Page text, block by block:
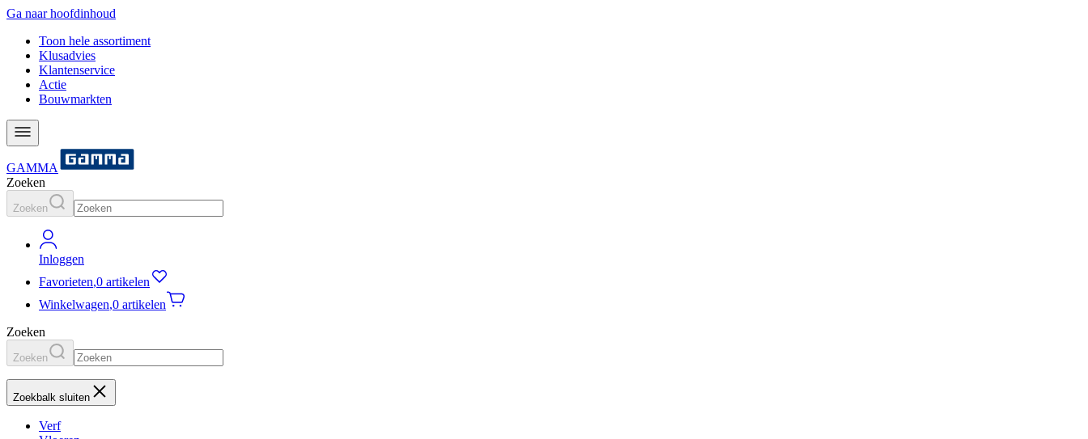
Ga naar hoofdinhoud
Toon hele assortiment
Klusadvies
Klantenservice
Actie
Bouwmarkten
GAMMA
Zoeken
Zoeken
Inloggen
Favorieten,0 artikelen
Winkelwagen,0 artikelen
Zoeken
Zoeken
Zoekbalk sluiten
Verf